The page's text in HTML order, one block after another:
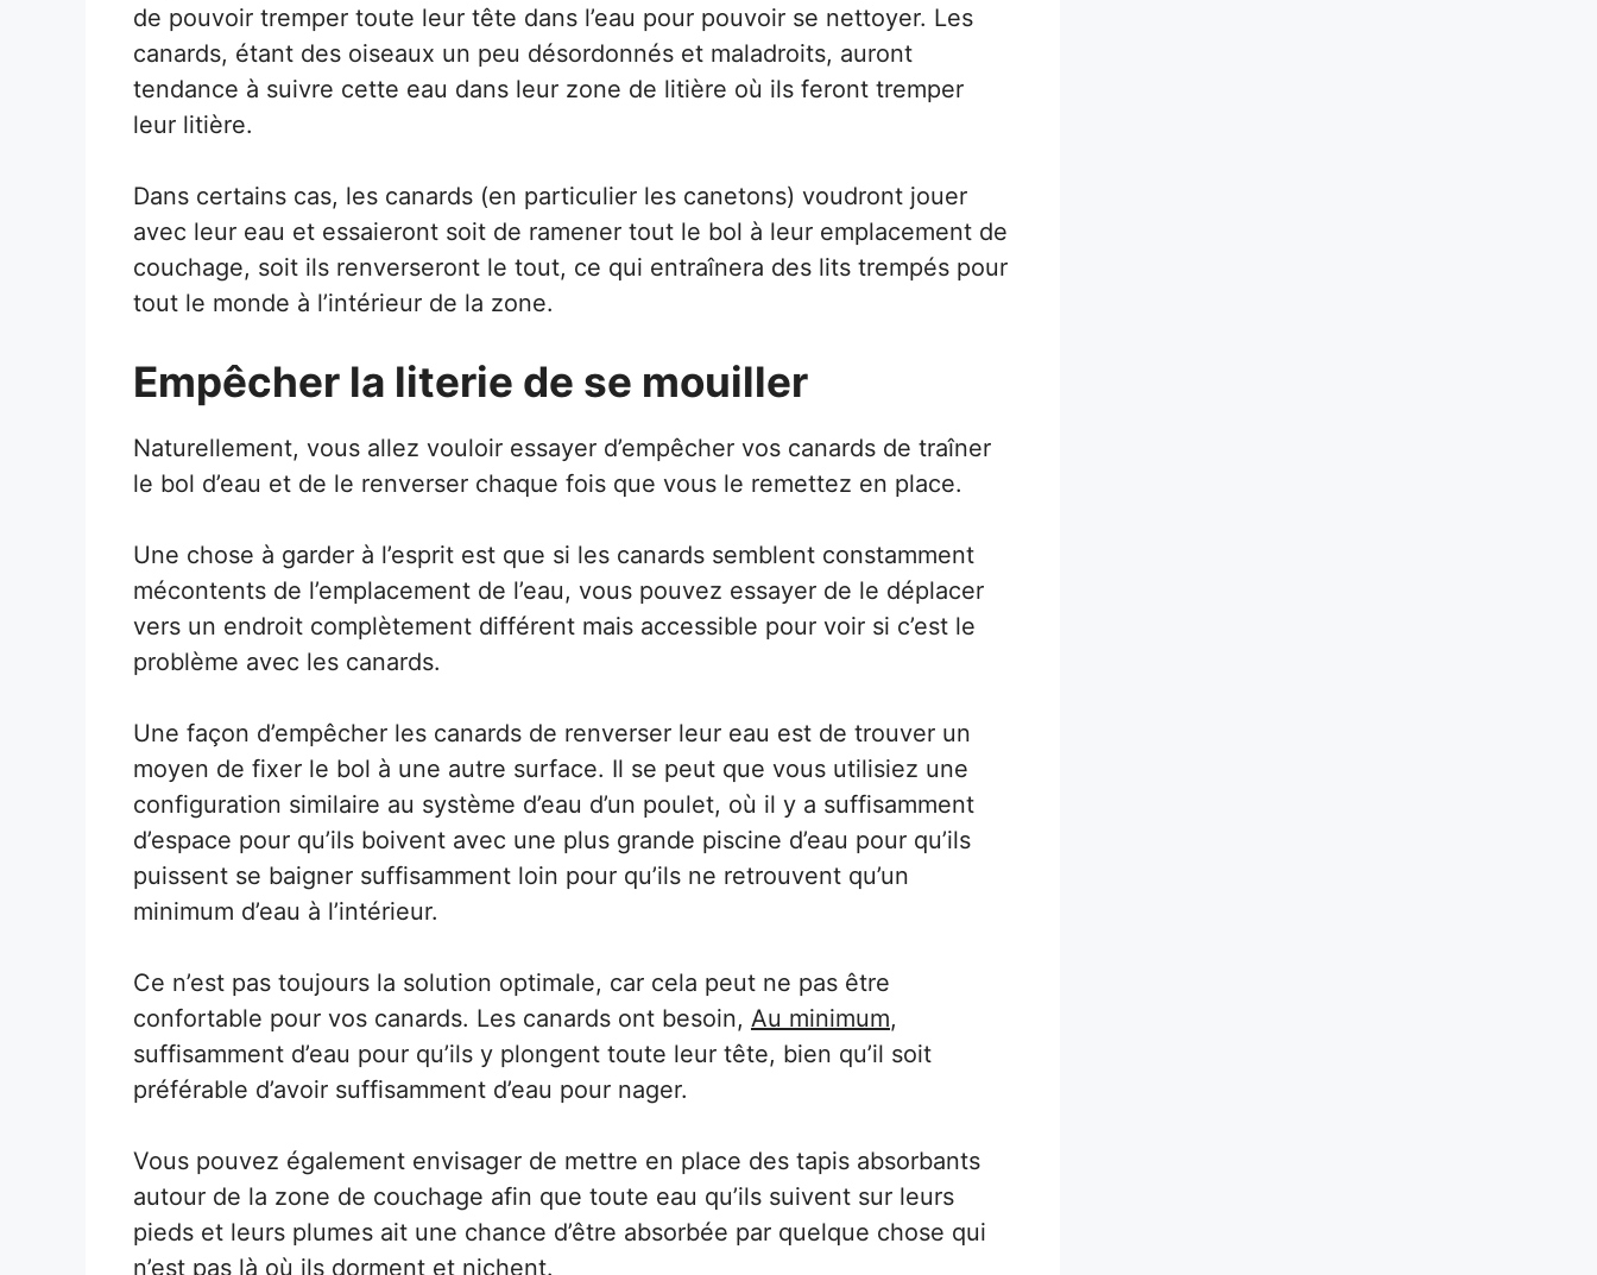
de pouvoir tremper toute leur tête dans l’eau pour pouvoir se nettoyer. Les
canards, étant des oiseaux un peu désordonnés et maladroits, auront
tendance à suivre cette eau dans leur zone de litière où ils feront tremper
leur litière.
Dans certains cas, les canards (en particulier les canetons) voudront jouer
avec leur eau et essaieront soit de ramener tout le bol à leur emplacement de
couchage, soit ils renverseront le tout, ce qui entraînera des lits trempés pour
tout le monde à l’intérieur de la zone.
Empêcher la literie de se mouiller
Naturellement, vous allez vouloir essayer d’empêcher vos canards de traîner
le bol d’eau et de le renverser chaque fois que vous le remettez en place.
Une chose à garder à l’esprit est que si les canards semblent constamment
mécontents de l’emplacement de l’eau, vous pouvez essayer de le déplacer
vers un endroit complètement différent mais accessible pour voir si c’est le
problème avec les canards.
Une façon d’empêcher les canards de renverser leur eau est de trouver un
moyen de fixer le bol à une autre surface. Il se peut que vous utilisiez une
configuration similaire au système d’eau d’un poulet, où il y a suffisamment
d’espace pour qu’ils boivent avec une plus grande piscine d’eau pour qu’ils
puissent se baigner suffisamment loin pour qu’ils ne retrouvent qu’un
minimum d’eau à l’intérieur.
Ce n’est pas toujours la solution optimale, car cela peut ne pas être
confortable pour vos canards. Les canards ont besoin, Au minimum,
suffisamment d’eau pour qu’ils y plongent toute leur tête, bien qu’il soit
préférable d’avoir suffisamment d’eau pour nager.
Vous pouvez également envisager de mettre en place des tapis absorbants
autour de la zone de couchage afin que toute eau qu’ils suivent sur leurs
pieds et leurs plumes ait une chance d’être absorbée par quelque chose qui
n’est pas là où ils dorment et nichent.